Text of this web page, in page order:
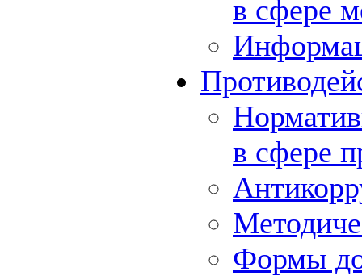
в сфере
в сфере
Формы